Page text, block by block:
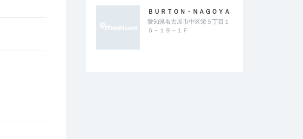
ＢＵＲＴＯＮ・ＮＡＧＯＹＡ
愛知県名古屋市中区栄５丁目１
６－１９－１Ｆ